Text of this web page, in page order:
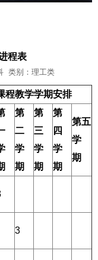
程表
类别：理工类
程教学学期安排
第
二
学
期
第
三
学
期
第
四
学
期
第五
学
期
3